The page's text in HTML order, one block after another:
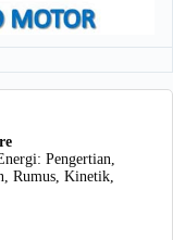
Pengertian,
Rumus, Kinetik,